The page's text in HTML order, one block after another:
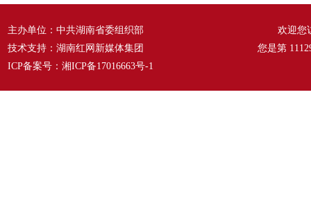
主办单位：中共湖南省委组织部
技术支持：湖南红网新媒体集团
ICP备案号： 湘ICP备17016663号-1
欢迎您
您是第